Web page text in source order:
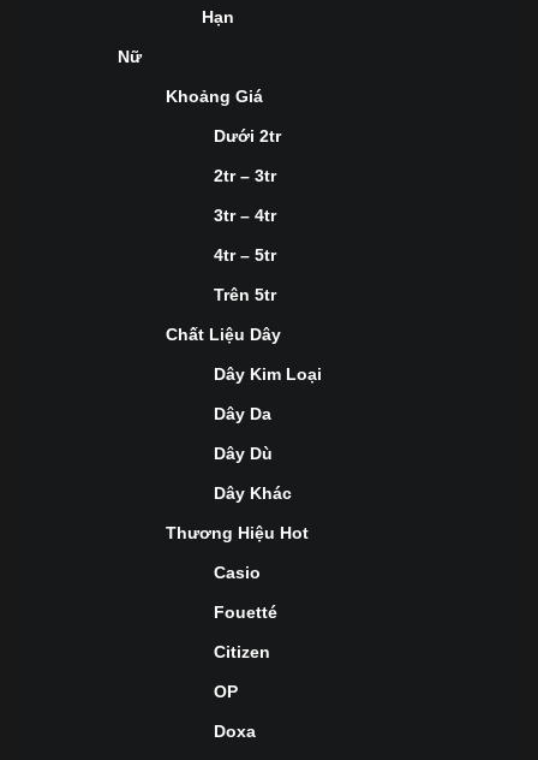
Hạn
Nữ
Khoảng Giá
Dưới 2tr
2tr – 3tr
3tr – 4tr
4tr – 5tr
Trên 5tr
Chất Liệu Dây
Dây Kim Loại
Dây Da
Dây Dù
Dây Khác
Thương Hiệu Hot
Casio
Fouetté
Citizen
OP
Doxa